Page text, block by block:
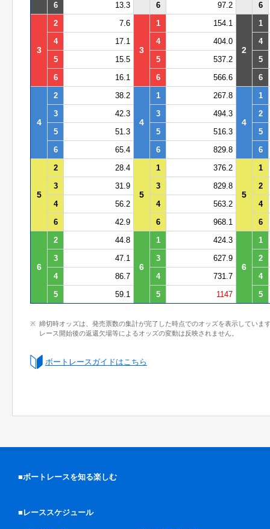
6
13.3 6 97.2 6
3
2 7.6
3
1 154.1
2
1
4
17.1 4 404.0
4
5
15.5 5 537.2
5
6
16.1 6 566.6 6
4
2 38.2
4
1 267.8
4
1
3
42.3 3 494.3
2
5
51.3 5 516.3
5
6
65.4 6 829.8 6
5
2 28.4
5
1 376.2
5
1
3
31.9 3 829.8
2
4
56.2 4 563.2
4
6
42.9 6 968.1 6
6
2 44.8
6
1 424.3
6
1
3
47.1 3 627.9
2
4
86.7 4 731.7
4
5
59.1 5 1147 5
締切時オッズは、発売票数の集計が完了した時点でのオッズを表示していま
レース開始後の返還欠場等によるオッズの変動は反映されません。
ボートレースガイドはこちら
■ボートレースを知る楽しむ
■レーススケジュール